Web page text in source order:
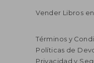
Vender Libros
Términos y
Políticas de
Privacidad y